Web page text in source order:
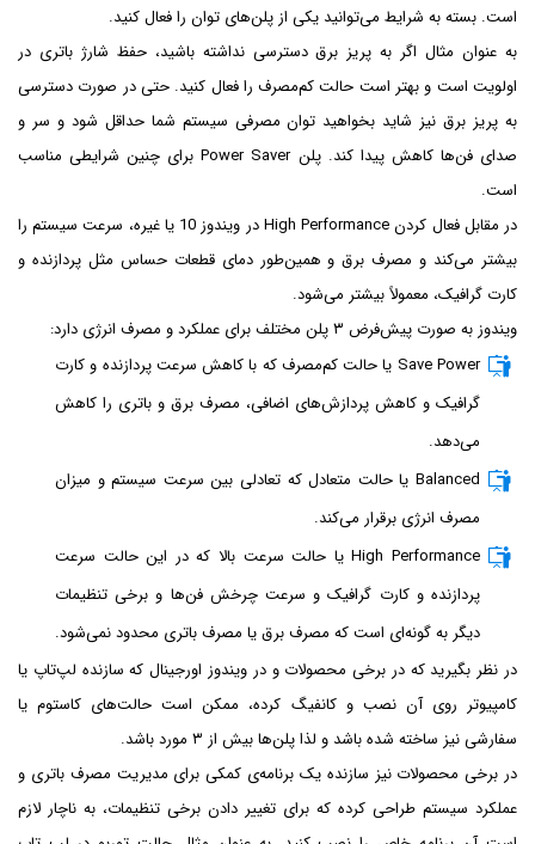
است. بسته به شرایط می‌توانید یکی از پلن‌های توان را فعال کنید.
به عنوان مثال اگر به پریز برق دسترسی نداشته باشید، حفظ شارژ باتری در
اولویت است و بهتر است حالت کم‌مصرف را فعال کنید. حتی در صورت دسترسی
به پریز برق نیز شاید بخواهید توان مصرفی سیستم شما حداقل شود و سر و
صدای فن‌ها کاهش پیدا کند. پلن Power Saver برای چنین شرایطی مناسب
است.
در مقابل فعال کردن High Performance در ویندوز 10 یا غیره، سرعت سیستم را
بیشتر می‌کند و مصرف برق و همین‌طور دمای قطعات حساس مثل پردازنده و
کارت گرافیک، معمولاً بیشتر می‌شود.
ویندوز به صورت پیش‌فرض ۳ پلن مختلف برای عملکرد و مصرف انرژی دارد:
Save Power یا حالت کم‌مصرف که با کاهش سرعت پردازنده و کارت
گرافیک و کاهش پردازش‌های اضافی، مصرف برق و باتری را کاهش
می‌دهد.
Balanced یا حالت متعادل که تعادلی بین سرعت سیستم و میزان
مصرف انرژی برقرار می‌کند.
High Performance یا حالت سرعت بالا که در این حالت سرعت
پردازنده و کارت گرافیک و سرعت چرخش فن‌ها و برخی تنظیمات
دیگر به گونه‌ای است که مصرف برق یا مصرف باتری محدود نمی‌شود.
در نظر بگیرید که در برخی محصولات و در ویندوز اورجینال که سازنده لپ‌تاپ یا
کامپیوتر روی آن نصب و کانفیگ کرده، ممکن است حالت‌های کاستوم یا
سفارشی نیز ساخته شده باشد و لذا پلن‌ها بیش از ۳ مورد باشد.
در برخی محصولات نیز سازنده یک برنامه‌ی کمکی برای مدیریت مصرف باتری و
عملکرد سیستم طراحی کرده که برای تغییر دادن برخی تنظیمات، به ناچار لازم